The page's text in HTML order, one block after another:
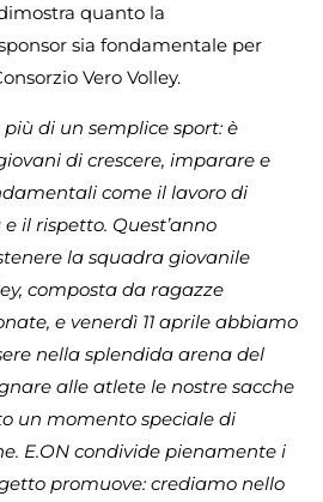
quanto la
sia fondamentale per
Vero Volley.
di un semplice sport: è
di crescere, imparare e
come il lavoro di
il rispetto. Quest’anno
la squadra giovanile
composta da ragazze
e venerdì 11 aprile abbiamo
nella splendida arena del
alle atlete le nostre sacche
un momento speciale di
E.ON condivide pienamente i
promuove: crediamo nello